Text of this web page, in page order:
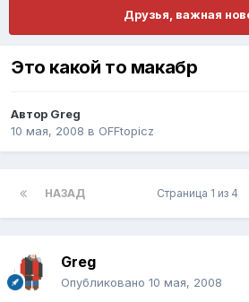
Друзья, важная
Это какой то макабр
Автор Greg
10 мая, 2008 в OFFtopicz
НАЗАД Страница 1 из 4
Greg
Опубликовано 10 мая, 2008